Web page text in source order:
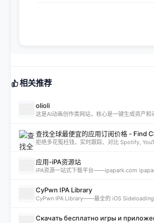
相关推荐
olioli
这是AI动画创作类网站，核心是一键生成资产和
查找全球最便宜的应用订阅价格 - Find
拒绝多花冤枉钱，实时跟踪、对比 Spotify,
应用-iPA资源站
CyPwn IPA Library
Скачать бесплатно игры и